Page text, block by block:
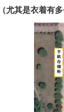
尤其是衣着有